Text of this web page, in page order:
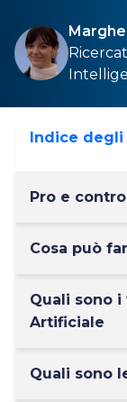
Indice
Pro e
Cosa può
Quali sono
Artificiale
Quali sono